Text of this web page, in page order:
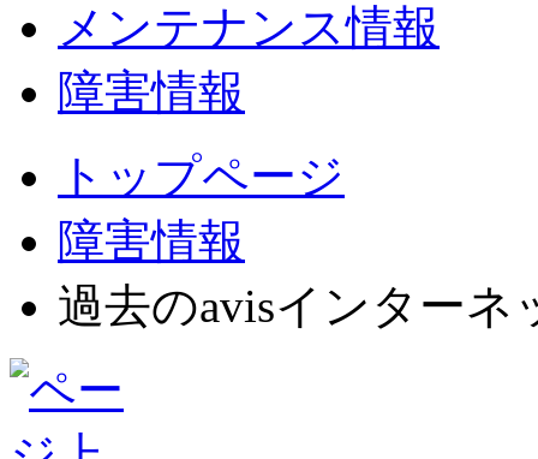
メンテナンス情報
障害情報
トップページ
障害情報
過去のavisインターネ